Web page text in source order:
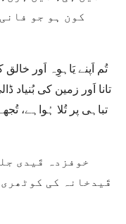
کون ہو جو
تانا اَور زمین کی
تباہی پر تُلا ہُواہے،
قَیدخانہ کی